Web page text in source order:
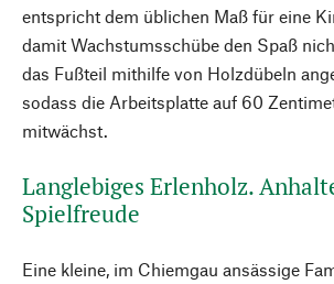
entspricht dem üblichen Maß für eine
damit Wachstumsschübe den Spaß
das Fußteil mithilfe von Holzdübeln
sodass die Arbeitsplatte auf 60
mitwächst.
Langlebiges Erlenholz.
Spielfreude
Eine kleine, im Chiemgau ansässige